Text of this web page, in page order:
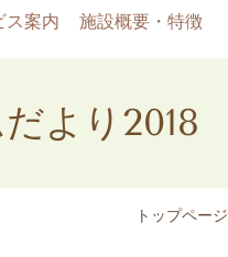
ス案内 施設概要・特徴
より2018
トップページ